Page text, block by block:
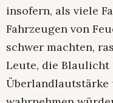
insofern, als viele
Fahrzeugen von
schwer machten,
Leute, die